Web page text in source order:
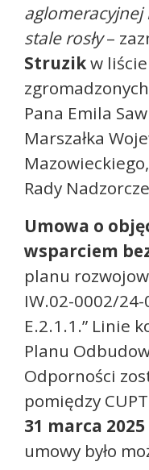
stale rosły–
Struzikw
Pana Emila
Marszałka
Rady
Umowa o
wsparciem
planu
IW.02-0002/
E.2.1.1.” Linie
Planu
Odporności
pomiędzy
31 marca
umowy było